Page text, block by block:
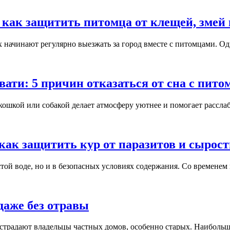
защитить питомца от клещей, змей
регулярно выезжать за город вместе с питомцами.
5 причин отказаться от сна с
или собакой делает атмосферу уютнее и помогает
защитить кур от паразитов и
воде, но и в безопасных условиях содержания. Со временем
без отравы
владельцы частных домов, особенно старых.